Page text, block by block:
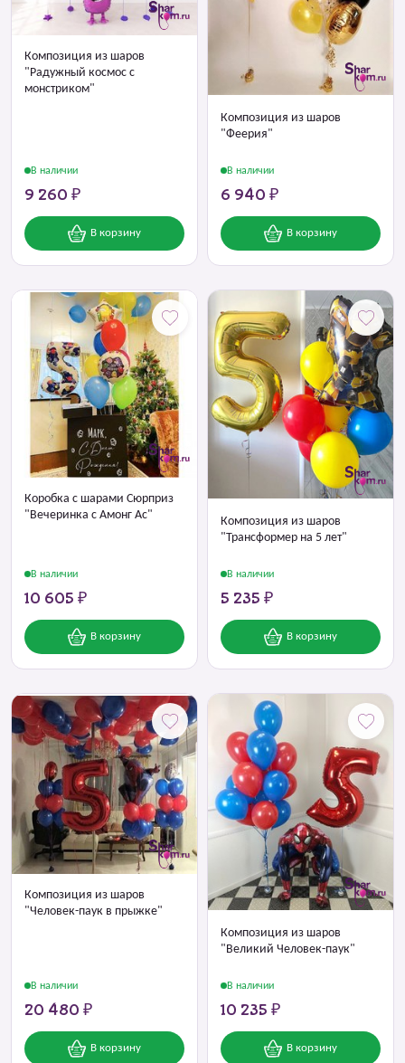
Композиция из шаров
"Радужный космос с
монстриком"
В наличии
9 260 ₽
В корзину
Композиция из шаров
"Феерия"
В наличии
6 940 ₽
В корзину
Коробка с шарами Сюрприз
"Вечеринка с Амонг Ас"
В наличии
10 605 ₽
В корзину
Композиция из шаров
"Трансформер на 5 лет"
В наличии
5 235 ₽
В корзину
Композиция из шаров
"Человек-паук в прыжке"
В наличии
20 480 ₽
В корзину
Композиция из шаров
"Великий Человек-паук"
В наличии
10 235 ₽
В корзину